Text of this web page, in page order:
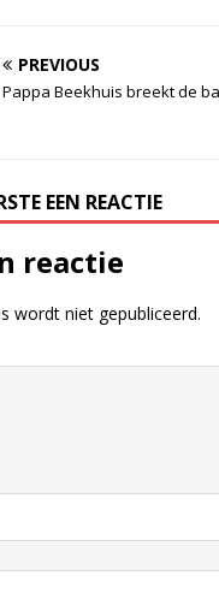
PREVIOUS
Pappa Beekhuis breekt de
EEN REACTIE
reactie
wordt niet gepubliceerd.